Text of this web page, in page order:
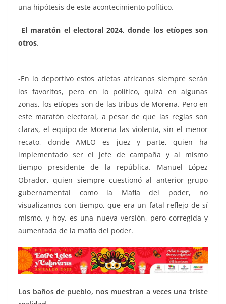
una hipótesis de este acontecimiento político.
El maratón el electoral 2024, donde los etíopes son
otros.
-En lo deportivo estos atletas africanos siempre serán
los favoritos, pero en lo político, quizá en algunas
zonas, los etíopes son de las tribus de Morena. Pero en
este maratón electoral, a pesar de que las reglas son
claras, el equipo de Morena las violenta, sin el menor
recato, donde AMLO es juez y parte, quien ha
implementado ser el jefe de campaña y al mismo
tiempo presidente de la república. Manuel López
Obrador, quien siempre cuestionó al anterior grupo
gubernamental como la Mafia del poder, no
visualizamos con tiempo, que era un fatal reflejo de sí
mismo, y hoy, es una nueva versión, pero corregida y
aumentada de la mafia del poder.
Los baños de pueblo, nos muestran a veces una triste